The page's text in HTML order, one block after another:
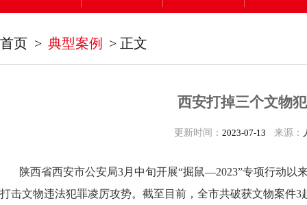
首页 > 典型案例 > 正文
西安打掉三个文物
更新时间： 2023-07-13 来源：
陕西省西安市公安局3月中旬开展“掘鼠—2023”专项行动以
打击文物违法犯罪凌厉攻势。截至目前，全市共破获文物案件